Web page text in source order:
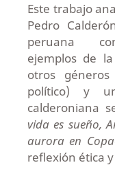
Este trabajo
Pedro
peruana
ejemplos de
otros
político) y
calderoniana
vida es sueño,
aurora en
reflexión ética